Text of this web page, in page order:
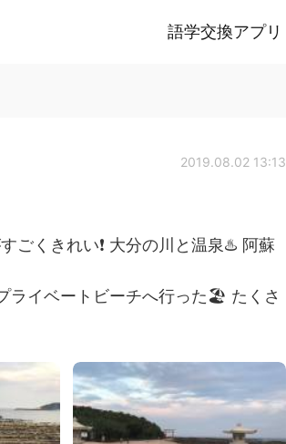
語学交換アプリ
2019.08.02 13:13
ごくきれい❗️ 大分の川と温泉♨️ 阿蘇
ライベートビーチへ行った🏖 たくさ